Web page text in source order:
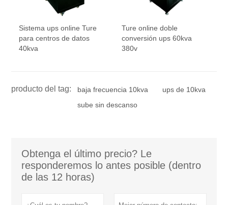
Sistema ups online Ture
para centros de datos
40kva
Ture online doble
conversión ups 60kva
380v
producto del tag: baja frecuencia 10kva
ups de 10kva
sube sin descanso
Obtenga el último precio? Le
responderemos lo antes posible (dentro
de las 12 horas)